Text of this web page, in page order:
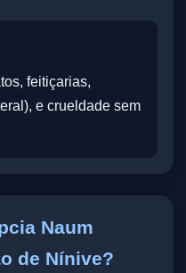
feitiçarias,
e crueldade sem
Naum
de Nínive?